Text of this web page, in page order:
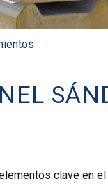
clave en